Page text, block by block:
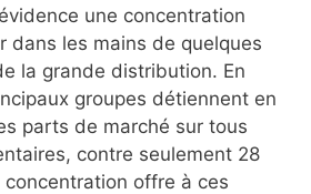
une concentration
dans les mains de quelques
la grande distribution. En
groupes détiennent en
parts de marché sur tous
contre seulement 28
concentration offre à ces